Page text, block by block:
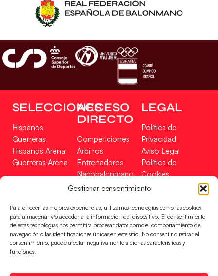
Gestionar consentimiento
Para ofrecer las mejores experiencias, utilizamos tecnologías como las cookies
para almacenar y/o acceder a la información del dispositivo. El consentimiento
de estas tecnologías nos permitirá procesar datos como el comportamiento de
navegación o las identificaciones únicas en este sitio. No consentir o retirar el
consentimiento, puede afectar negativamente a ciertas características y
funciones.
SELECCIONES
Hispanos
Guerreras
Hispanos Arena
Guerreras Arena
ACCESO
DIRECTO
Competiciones
Árbitros
Entrenadores
Nanobalonmano
Tienda
LEGAL
Política de
Privacidad
Aviso Legal
Política de
Cookies
Mapa Web
Incidencias
CONTACTO
EN
FINANCIADO